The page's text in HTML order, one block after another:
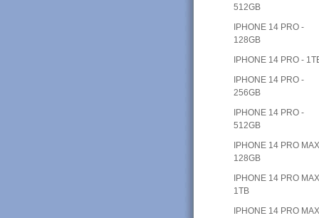
512GB
IPHONE 14 PRO -
128GB
IPHONE 14 PRO -
IPHONE 14 PRO -
256GB
IPHONE 14 PRO -
512GB
IPHONE 14 PRO
128GB
IPHONE 14 PRO
1TB
IPHONE 14 PRO